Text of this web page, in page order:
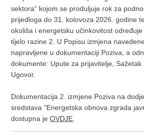
sektora“ kojom se produljuje rok za
prijedloga do 31. kolovoza 2026. godine
okoliša i energetsku učinkovitost
tijelo razine 2. U Popisu izmjena
napravljene u dokumentaciji Poziva, a
dokumente: Upute za prijavitelje, Sažetak
Ugovor.
Dokumentacija 2. izmjene Poziva na
sredstava "Energetska obnova zgrada
dostupna jeOVDJE